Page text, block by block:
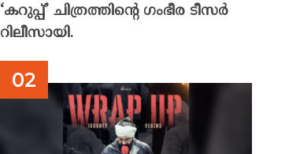
‘കറുപ്പ്’ ചിത്രത്തിന്റെ ഗംഭീര ടീസർ
റിലീസായി.